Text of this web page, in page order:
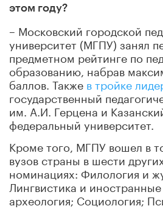
этом году?
– Московский городской
университет (МГПУ) занял
предметном рейтинге по
образованию, набрав
баллов. Также в тройке
государственный
им. А.И. Герцена и
федеральный университет.
Кроме того, МГПУ вошел в
вузов страны в шести
номинациях: Филология и
Лингвистика и
археология; Социология;